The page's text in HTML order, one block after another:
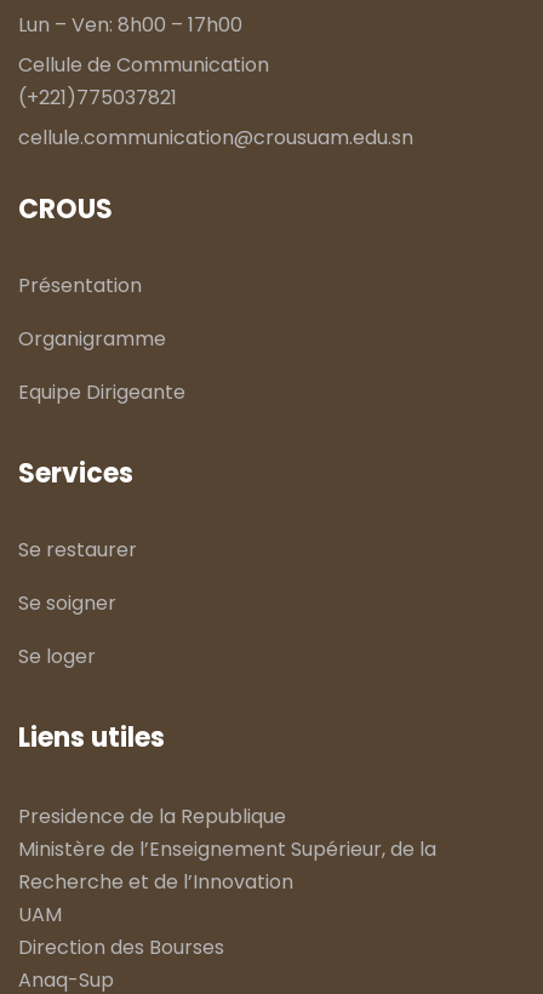
Lun – Ven: 8h00 – 17h00
Cellule de Communication
(+221)775037821
cellule.communication@crousuam.edu.sn
CROUS
Présentation
Organigramme
Equipe Dirigeante
Services
Se restaurer
Se soigner
Se loger
Liens utiles
Presidence de la Republique
Ministère de l’Enseignement Supérieur, de la
Recherche et de l’Innovation
UAM
Direction des Bourses
Anaq-Sup